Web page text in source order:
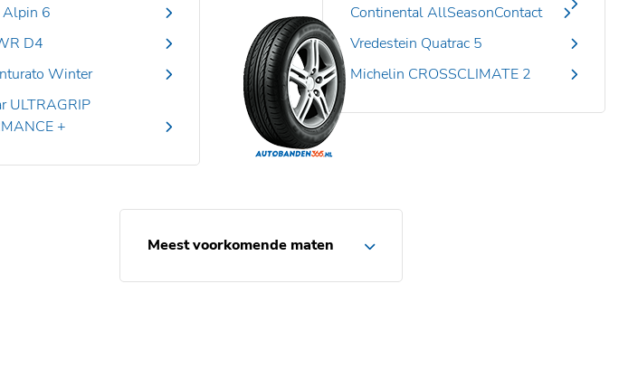
Alpin 6
D4
Winter
ULTRAGRIP
+
Continental AllSeasonContact
Vredestein Quatrac 5
Michelin CROSSCLIMATE 2
Meest voorkomende maten